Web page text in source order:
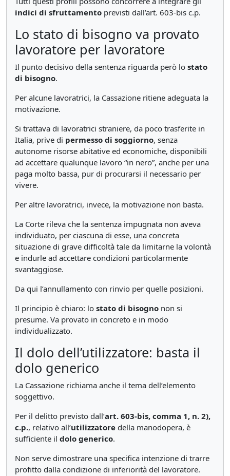
indici di sfruttamento previsti dall’art. 603-bis c.p.
Lo stato di bisogno va provato
lavoratore per lavoratore
Il punto decisivo della sentenza riguarda però lo stato
di bisogno.
Per alcune lavoratrici, la Cassazione ritiene adeguata la
motivazione.
Si trattava di lavoratrici straniere, da poco trasferite in
Italia, prive di permesso di soggiorno, senza
autonome risorse abitative ed economiche, disponibili
ad accettare qualunque lavoro “in nero”, anche per una
paga molto bassa, pur di procurarsi il necessario per
vivere.
Per altre lavoratrici, invece, la motivazione non basta.
La Corte rileva che la sentenza impugnata non aveva
individuato, per ciascuna di esse, una concreta
situazione di grave difficoltà tale da limitarne la volontà
e indurle ad accettare condizioni particolarmente
svantaggiose.
Da qui l’annullamento con rinvio per quelle posizioni.
Il principio è chiaro: lo stato di bisogno non si
presume. Va provato in concreto e in modo
individualizzato.
Il dolo dell’utilizzatore: basta il
dolo generico
La Cassazione richiama anche il tema dell’elemento
soggettivo.
Per il delitto previsto dall’art. 603-bis, comma 1, n. 2),
c.p., relativo all’utilizzatore della manodopera, è
sufficiente il dolo generico.
Non serve dimostrare una specifica intenzione di trarre
profitto dalla condizione di inferiorità del lavoratore.